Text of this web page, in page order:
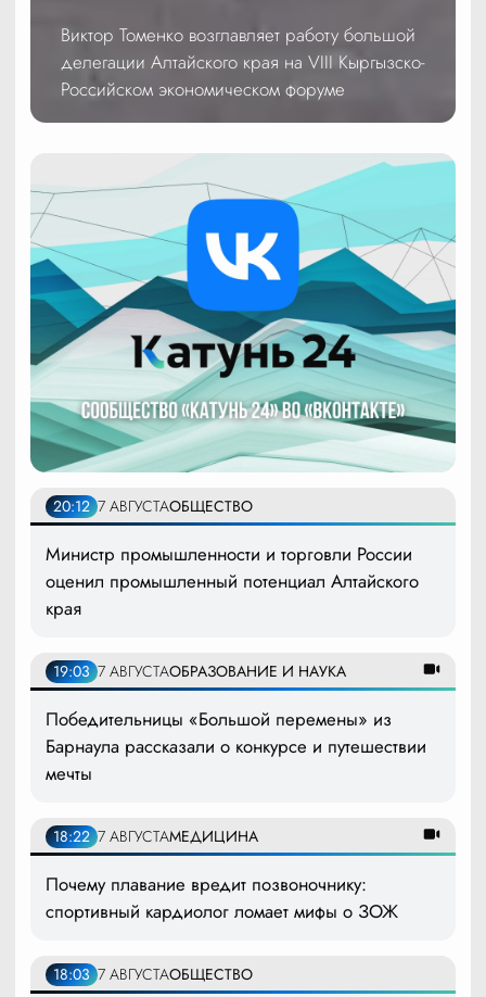
Виктор Томенко возглавляет работу большой
делегации Алтайского края на VIII Кыргызско-
Российском экономическом форуме
20:12 7 АВГУСТАОБЩЕСТВО
Министр промышленности и торговли России
оценил промышленный потенциал Алтайского
края
19:03 7 АВГУСТАОБРАЗОВАНИЕ И НАУКА
Победительницы «Большой перемены» из
Барнаула рассказали о конкурсе и путешествии
мечты
18:22 7 АВГУСТАМЕДИЦИНА
Почему плавание вредит позвоночнику:
спортивный кардиолог ломает мифы о ЗОЖ
18:03 7 АВГУСТАОБЩЕСТВО